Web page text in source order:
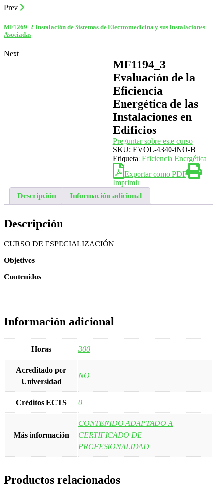
Prev
MF1269_2 Instalación de Sistemas de Electromedicina y sus Instalaciones
Asociadas
Next
MF1194_3
Evaluación de la
Eficiencia
Energética de las
Instalaciones en
Edificios
Preguntar sobre este curso
SKU: EVOL-4340-iNO-B
Etiqueta: Eficiencia Energética
Exportar como PDF
Imprimir
Descripción
Información adicional
Descripción
CURSO DE ESPECIALIZACIÓN
Objetivos
Contenidos
Información adicional
Horas 300
Acreditado por
Universidad
NO
Créditos ECTS 0
Más información
CONTENIDO ADAPTADO A
CERTIFICADO DE
PROFESIONALIDAD
Productos relacionados